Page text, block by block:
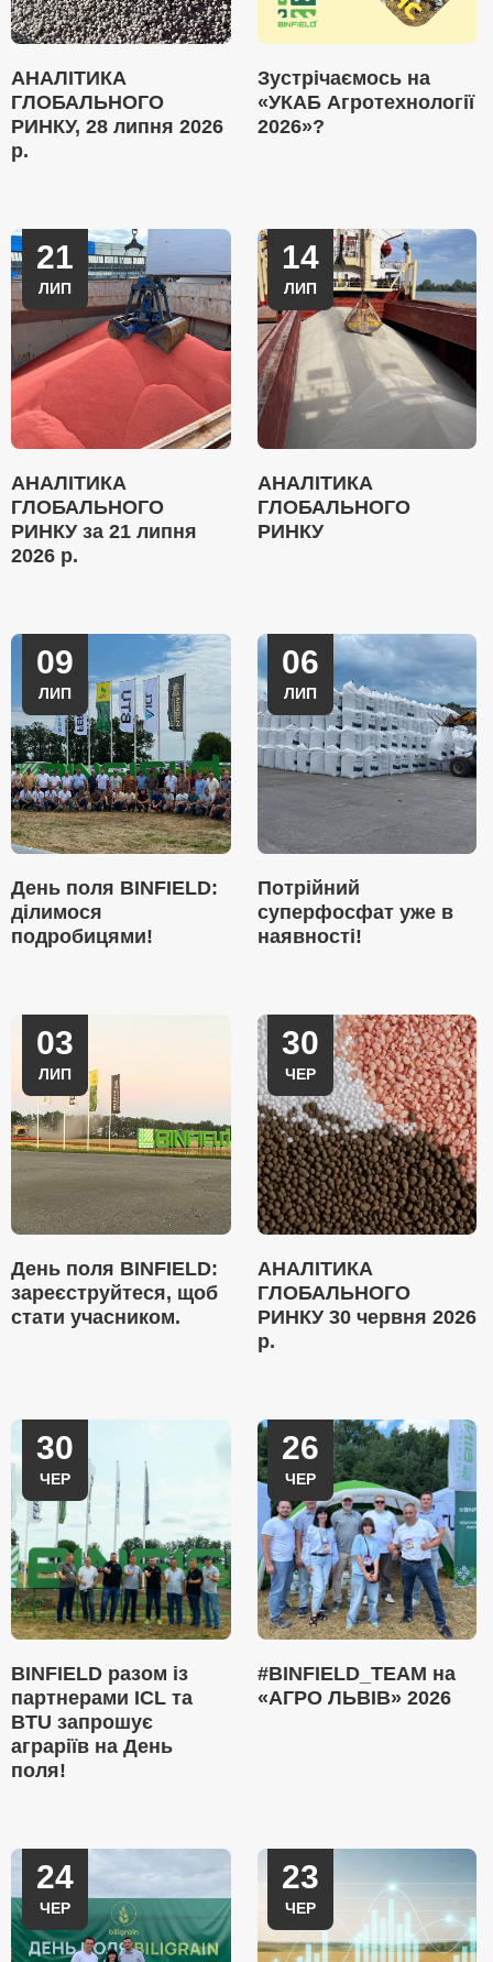
АНАЛІТИКА
ГЛОБАЛЬНОГО
РИНКУ, 28 липня 2026
р.
Зустрічаємось на
«УКАБ Агротехнології
2026»?
21
ЛИП
АНАЛІТИКА
ГЛОБАЛЬНОГО
РИНКУ за 21 липня
2026 р.
14
ЛИП
АНАЛІТИКА
ГЛОБАЛЬНОГО
РИНКУ
09
ЛИП
День поля BINFIELD:
ділимося
подробицями!
06
ЛИП
Потрійний
суперфосфат уже в
наявності!
03
ЛИП
День поля BINFIELD:
зареєструйтеся, щоб
стати учасником.
30
ЧЕР
АНАЛІТИКА
ГЛОБАЛЬНОГО
РИНКУ 30 червня 2026
р.
30
ЧЕР
BINFIELD разом із
партнерами ICL та
BTU запрошує
аграріїв на День
поля!
26
ЧЕР
#BINFIELD_TEAM на
«АГРО ЛЬВІВ» 2026
24
ЧЕР
23
ЧЕР